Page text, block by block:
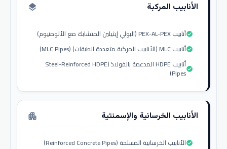
الأنابيب المركبة layers
أنابيب PEX-AL-PEX (البولي إيثيلين المتشابك مع الألومنيوم)check_circle
أنابيب MLC (الأنابيب المركبة متعددة الطبقات) (MLC Pipes)check_circle
أنابيب HDPE المدعمة بالفولاذ (Steel-Reinforced HDPE
Pipes)check_circle
الأنابيب الخرسانية والإسمنتية apartment
الأنابيب الخرسانية المسلحة (Reinforced Concrete Pipes)check_circle